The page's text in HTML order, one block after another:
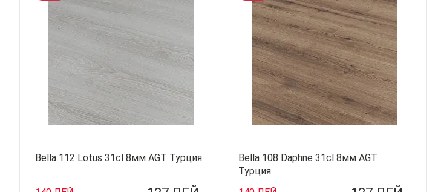
Bella 112 Lotus 31cl 8мм AGT Турция
Bella 108 Daphne 31cl 8мм AGT
Турция